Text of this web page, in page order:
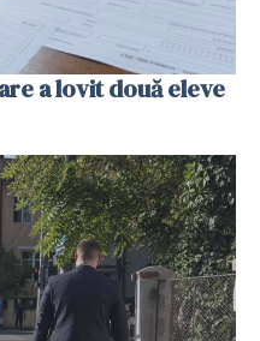
a lovit două eleve